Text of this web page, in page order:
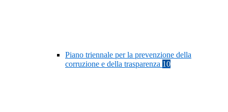
Piano triennale per la prevenzione della
corruzione e della trasparenza 10